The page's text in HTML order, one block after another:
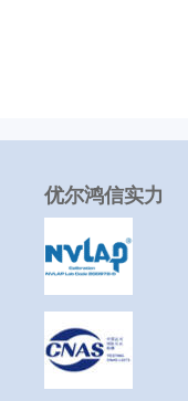
优尔鸿信实力